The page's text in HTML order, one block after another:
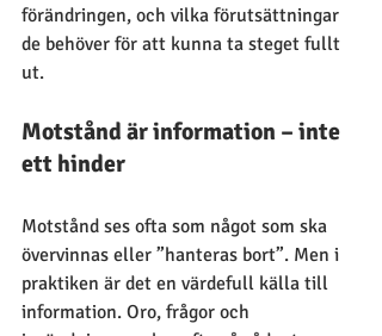
förändringen, och vilka förutsättningar
de behöver för att kunna ta steget fullt
ut.
Motstånd är information – inte
ett hinder
Motstånd ses ofta som något som ska
övervinnas eller ”hanteras bort”. Men i
praktiken är det en värdefull källa till
information. Oro, frågor och